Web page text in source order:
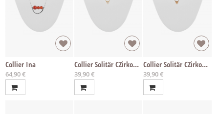
Collier Ina
64,90 €
Collier Solitär CZirkon Gold weiss
39,90 €
Collier Solitär CZirkon Rosé Champagner
39,90 €